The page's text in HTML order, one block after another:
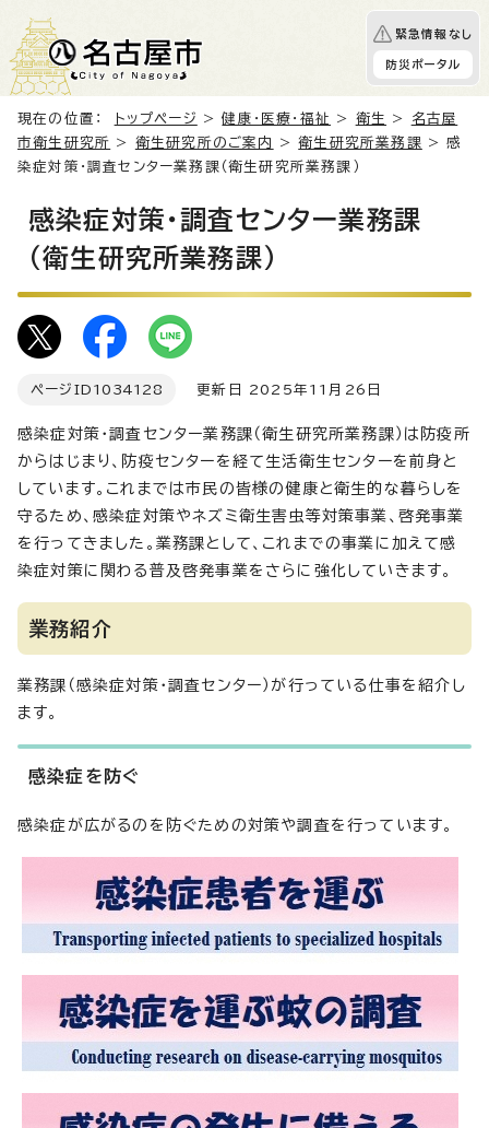
緊急情報なし
防災ポータル
現在の位置： トップページ >健康・医療・福祉 > 衛生 >
名古屋
市衛生研究所 > 衛生研究所のご案内 >衛生研究所業務課 > 感
染症対策・調査センター業務課（衛生研究所業務課）
感染症対策・調査センター業務課
（衛生研究所業務課）
ページID 1034128 更新日 2025年11月26日
感染症対策・調査センター業務課（衛生研究所業務課）は防疫所
からはじまり、防疫センターを経て生活衛生センターを前身と
しています。これまでは市民の皆様の健康と衛生的な暮らしを
守るため、感染症対策やネズミ衛生害虫等対策事業、啓発事業
を行ってきました。業務課として、これまでの事業に加えて感
染症対策に関わる普及啓発事業をさらに強化していきます。
業務紹介
業務課（感染症対策・調査センター）が行っている仕事を紹介し
ます。
感染症を防ぐ
感染症が広がるのを防ぐための対策や調査を行っています。